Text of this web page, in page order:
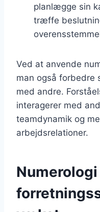
planlægge sin
træffe
Ved at anvende
man også forbedre
med andre.
interagerer med
teamdynamik og
arbejdsrelationer.
Numerologi